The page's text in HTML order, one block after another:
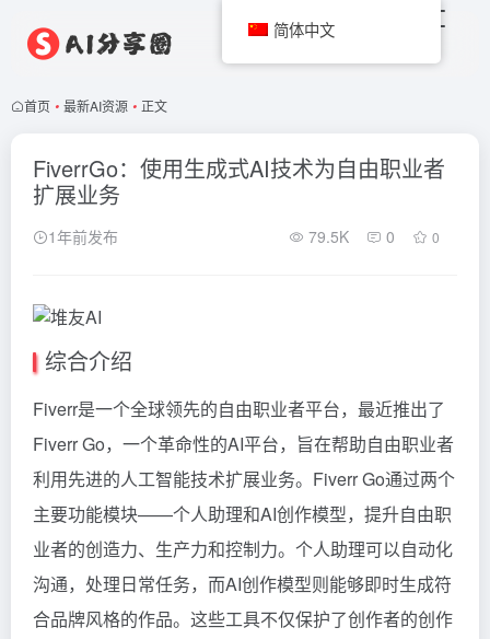
首页 • 最新AI资源 • 正文
FiverrGo：使用生成式AI技术为自由职业者
扩展业务
1年前发布 79.5K 0 0
综合介绍
Fiverr是一个全球领先的自由职业者平台，最近推出了
Fiverr Go，一个革命性的AI平台，旨在帮助自由职业者
利用先进的人工智能技术扩展业务。Fiverr Go通过两个
主要功能模块——个人助理和AI创作模型，提升自由职
业者的创造力、生产力和控制力。个人助理可以自动化
沟通，处理日常任务，而AI创作模型则能够即时生成符
合品牌风格的作品。这些工具不仅保护了创作者的创作
简体中文